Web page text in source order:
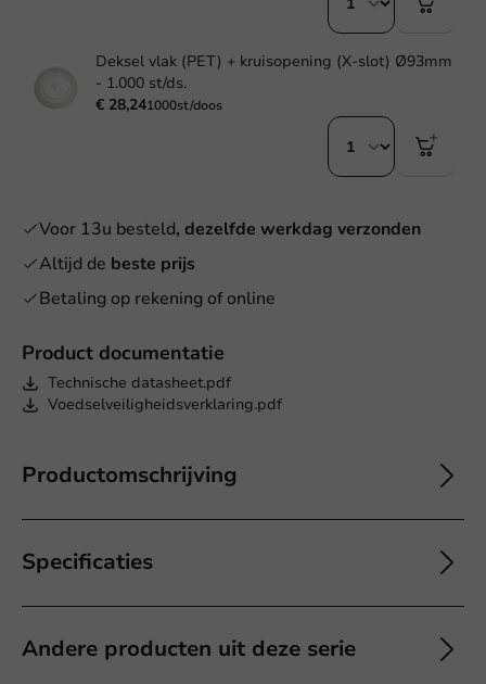
Product documentatie
Technische datasheet.pdf
Voedselveiligheidsverklaring.pdf
Productomschrijving
Specificaties
Andere producten uit deze serie
Deksel vlak (PET) + kruisopening (X-slot) Ø93mm
- 1.000 st/ds.
€ 28,241000st/doos
Voor 13u besteld, dezelfde werkdag verzonden
Altijd de beste prijs
Betaling op rekening of online